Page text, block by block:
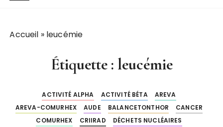
Accueil » leucémie
Étiquette : leucémie
ACTIVITÉ ALPHA ACTIVITÉ BÉTA
AREVA
AREVA-COMURHEX
AUDE BALANCETONTHOR
CANCER
COMURHEX
CRIIRAD
DÉCHETS NUCLÉAIRES